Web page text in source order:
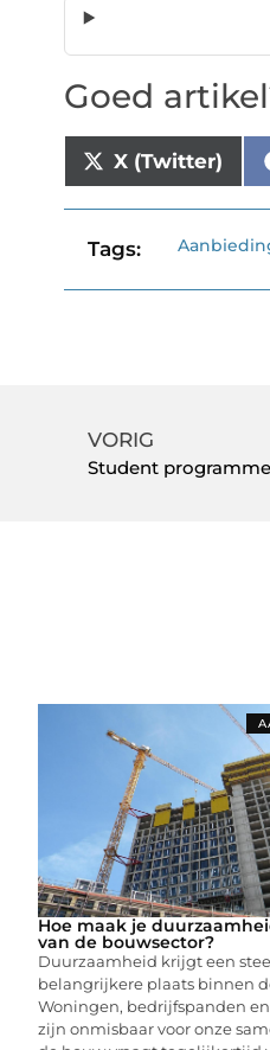
Goed
X (Twitter)
Tags:
VORIG
Student
Hoe maak je
van de bouwsector?
Duurzaamheid krijgt een
belangrijkere plaats binnen
Woningen, bedrijfspanden
zijn onmisbaar voor onze